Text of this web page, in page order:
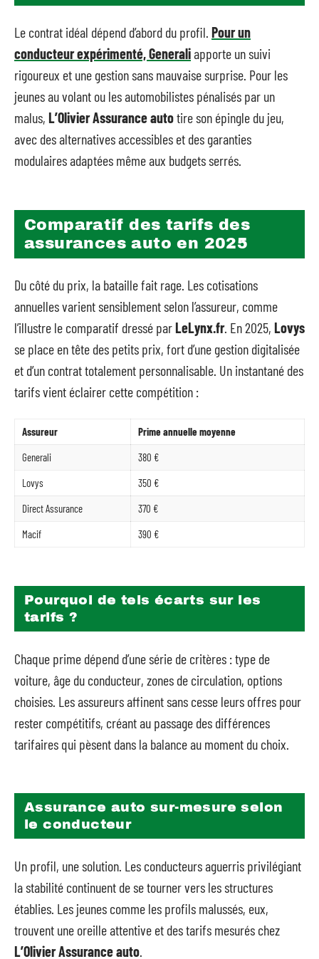
Le contrat idéal dépend d’abord du profil. Pour un
conducteur expérimenté, Generaliapporte un suivi
rigoureux et une gestion sans mauvaise surprise. Pour les
jeunes au volant ou les automobilistes pénalisés par un
malus, L’Olivier Assurance autotire son épingle du jeu,
avec des alternatives accessibles et des garanties
modulaires adaptées même aux budgets serrés.
Comparatif des tarifs des
assurances auto en 2025
Du côté du prix, la bataille fait rage. Les cotisations
annuelles varient sensiblement selon l’assureur, comme
l’illustre le comparatif dressé parLeLynx.fr. En 2025, Lovys
se place en tête des petits prix, fort d’une gestion digitalisée
et d’un contrat totalement personnalisable. Un instantané des
tarifs vient éclairer cette compétition :
Assureur
Prime annuelle moyenne
Generali
380 €
Lovys
350 €
Direct Assurance
370 €
Macif
390 €
Pourquoi de tels écarts sur les
tarifs ?
Chaque prime dépend d’une série de critères : type de
voiture, âge du conducteur, zones de circulation, options
choisies. Les assureurs affinent sans cesse leurs offres pour
rester compétitifs, créant au passage des différences
tarifaires qui pèsent dans la balance au moment du choix.
Assurance auto sur-mesure selon
le conducteur
Un profil, une solution. Les conducteurs aguerris privilégiant
la stabilité continuent de se tourner vers les structures
établies. Les jeunes comme les profils malussés, eux,
trouvent une oreille attentive et des tarifs mesurés chez
L’Olivier Assurance auto